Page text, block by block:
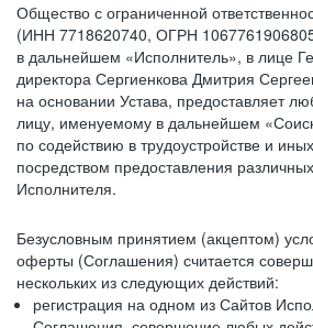
Общество с ограниченной
(ИНН 7718620740, ОГРН
в дальнейшем «Исполнитель», в лице
директора Сергиенкова Дмитрия
на основании Устава, предоставляет
лицу, именуемому в дальнейшем
по содействию в трудоустройстве и
посредством предоставления
Исполнителя.
Безусловным принятием (акцептом)
оферты (Соглашения) считается
нескольких из следующих действий:
регистрация на одном из Сайтов